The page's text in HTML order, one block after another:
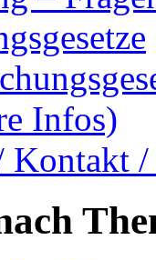
Infos)
Kontakt